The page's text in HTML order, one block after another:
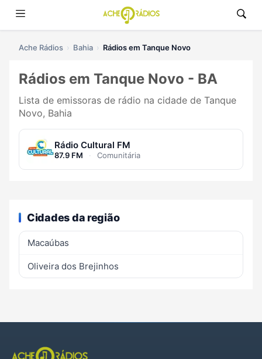
Ache Rádios Bahia Rádios em Tanque Novo
Rádios em Tanque Novo - BA
Lista de emissoras de rádio na cidade de Tanque
Novo, Bahia
Rádio Cultural FM
87.9 FM · Comunitária
Cidades da região
Macaúbas
Oliveira dos Brejinhos